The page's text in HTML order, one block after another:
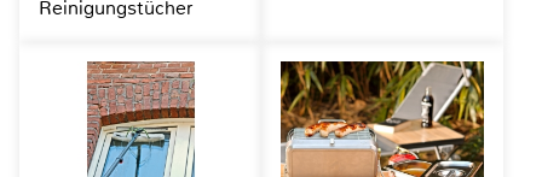
Reinigungstücher